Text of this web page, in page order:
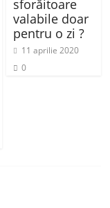
sforăitoare
valabile doar
pentru o zi ?
11 aprilie 2020
0